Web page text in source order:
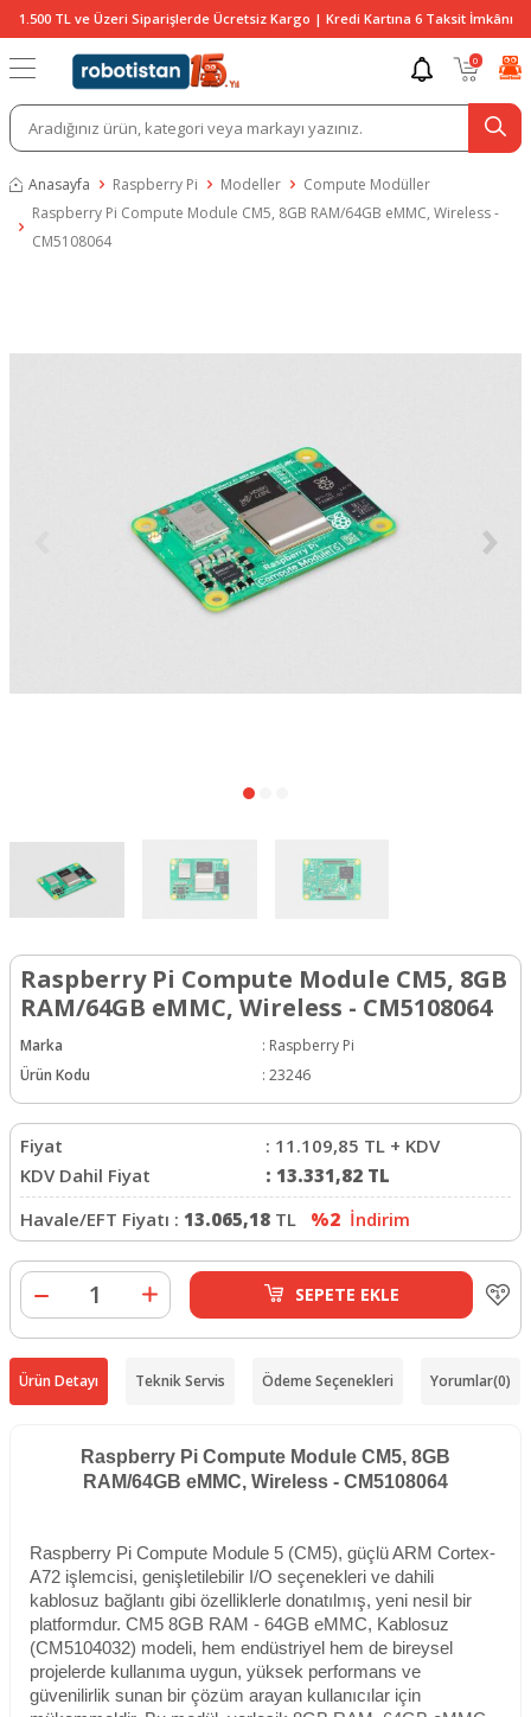
1.500 TL ve Üzeri Siparişlerde Ücretsiz Kargo | Kredi Kartına 6 Taksit İmkânı
0
Anasayfa Raspberry Pi Modeller
Compute Modüller
Raspberry Pi Compute Module CM5, 8GB RAM/64GB eMMC, Wireless -
CM5108064
Raspberry Pi Compute Module CM5, 8GB
RAM/64GB eMMC, Wireless - CM5108064
Marka : Raspberry Pi
Ürün Kodu
: 23246
Fiyat : 11.109,85 TL + KDV
KDV Dahil Fiyat
: 13.331,82 TL
Havale/EFT Fiyatı : 13.065,18 TL %2 İndirim
SEPETE EKLE
Ürün Detayı Teknik Servis Ödeme Seçenekleri Yorumlar(0)
Raspberry Pi Compute Module CM5, 8GB
RAM/64GB eMMC, Wireless - CM5108064
Raspberry Pi Compute Module 5 (CM5), güçlü ARM Cortex-
A72 işlemcisi, genişletilebilir I/O seçenekleri ve dahili
kablosuz bağlantı gibi özelliklerle donatılmış, yeni nesil bir
platformdur. CM5 8GB RAM - 64GB eMMC, Kablosuz
(CM5104032) modeli, hem endüstriyel hem de bireysel
projelerde kullanıma uygun, yüksek performans ve
güvenilirlik sunan bir çözüm arayan kullanıcılar için